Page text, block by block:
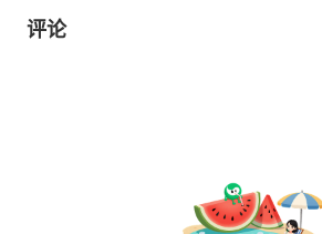
评论